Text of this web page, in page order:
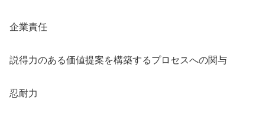
企業責任
説得力のある価値提案を構築するプロセスへの関与
忍耐力